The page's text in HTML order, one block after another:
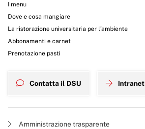
I menu
Dove e cosa mangiare
La ristorazione universitaria per l’ambiente
Abbonamenti e carnet
Prenotazione pasti
Contatta il DSU Intranet
Amministrazione trasparente